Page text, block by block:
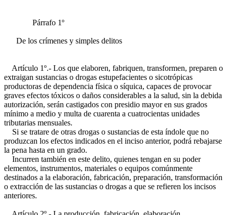
Párrafo 1º
De los crímenes y simples delitos
Artículo 1º.- Los que elaboren, fabriquen, transformen, preparen o
extraigan sustancias o drogas estupefacientes o sicotrópicas
productoras de dependencia física o síquica, capaces de provocar
graves efectos tóxicos o daños considerables a la salud, sin la debida
autorización, serán castigados con presidio mayor en sus grados
mínimo a medio y multa de cuarenta a cuatrocientas unidades
tributarias mensuales.
Si se tratare de otras drogas o sustancias de esta índole que no
produzcan los efectos indicados en el inciso anterior, podrá rebajarse
la pena hasta en un grado.
Incurren también en este delito, quienes tengan en su poder
elementos, instrumentos, materiales o equipos comúnmente
destinados a la elaboración, fabricación, preparación, transformación
o extracción de las sustancias o drogas a que se refieren los incisos
anteriores.